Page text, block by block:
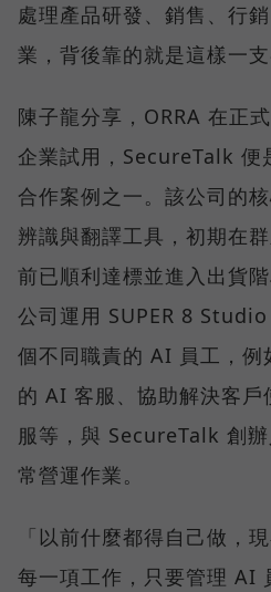
處理產品研發、銷售、行
業，背後靠的就是這樣一
陳子龍分享，ORRA 在正
企業試用，SecureTalk 便
合作案例之一。該公司的
辨識與翻譯工具，初期在
前已順利達標並進入出貨
公司運用 SUPER 8
個不同職責的 AI 員工，例
的 AI 客服、協助解決客
服等，與 SecureTalk 創
常營運作業。
「以前什麼都得自己做，
每一項工作，只要管理 AI